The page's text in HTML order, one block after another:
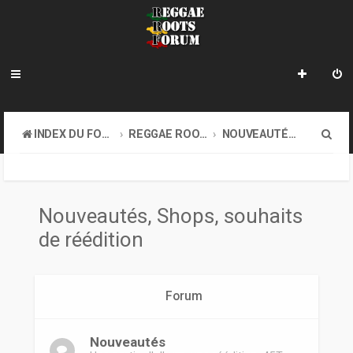
INDEX DU FORUM REGGAE ROOTS MUSIC NOUVEAUTÉS, SHOPS, SOUHAITS DE RÉÉDITION
Nouveautés, Shops, souhaits
de réédition
Forum
Nouveautés